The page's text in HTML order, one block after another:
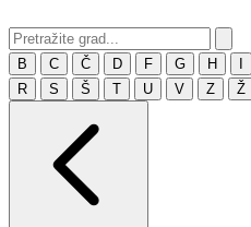
B C Č D F G H
R
S Š T U V Z Ž